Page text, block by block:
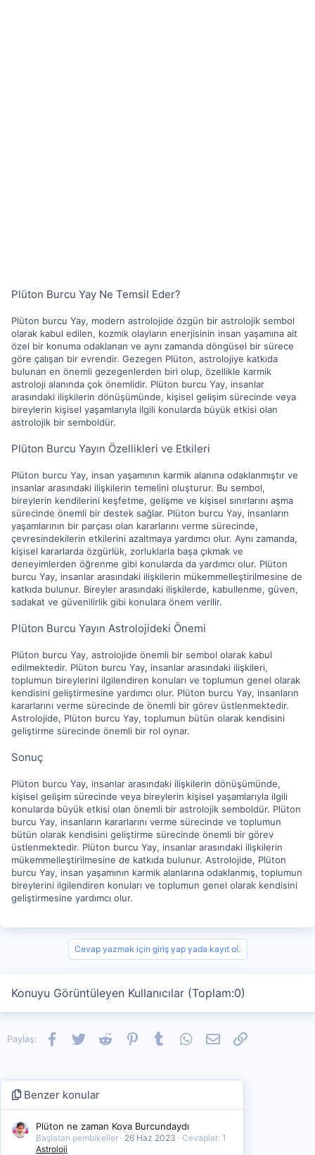
Plüton Burcu Yay Ne Temsil Eder?
Plüton burcu Yay, modern astrolojide özgün bir astrolojik sembol
olarak kabul edilen, kozmik olayların enerjisinin insan yaşamına ait
özel bir konuma odaklanan ve aynı zamanda döngüsel bir sürece
göre çalışan bir evrendir. Gezegen Plüton, astrolojiye katkıda
bulunan en önemli gezegenlerden biri olup, özellikle karmik
astroloji alanında çok önemlidir. Plüton burcu Yay, insanlar
arasındaki ilişkilerin dönüşümünde, kişisel gelişim sürecinde veya
bireylerin kişisel yaşamlarıyla ilgili konularda büyük etkisi olan
astrolojik bir semboldür.
Plüton Burcu Yayın Özellikleri ve Etkileri
Plüton burcu Yay, insan yaşamının karmik alanına odaklanmıştır ve
insanlar arasındaki ilişkilerin temelini oluşturur. Bu sembol,
bireylerin kendilerini keşfetme, gelişme ve kişisel sınırlarını aşma
sürecinde önemli bir destek sağlar. Plüton burcu Yay, insanların
yaşamlarının bir parçası olan kararlarını verme sürecinde,
çevresindekilerin etkilerini azaltmaya yardımcı olur. Aynı zamanda,
kişisel kararlarda özgürlük, zorluklarla başa çıkmak ve
deneyimlerden öğrenme gibi konularda da yardımcı olur. Plüton
burcu Yay, insanlar arasındaki ilişkilerin mükemmelleştirilmesine de
katkıda bulunur. Bireyler arasındaki ilişkilerde, kabullenme, güven,
sadakat ve güvenilirlik gibi konulara önem verilir.
Plüton Burcu Yayın Astrolojideki Önemi
Plüton burcu Yay, astrolojide önemli bir sembol olarak kabul
edilmektedir. Plüton burcu Yay, insanlar arasındaki ilişkileri,
toplumun bireylerini ilgilendiren konuları ve toplumun genel olarak
kendisini geliştirmesine yardımcı olur. Plüton burcu Yay, insanların
kararlarını verme sürecinde de önemli bir görev üstlenmektedir.
Astrolojide, Plüton burcu Yay, toplumun bütün olarak kendisini
geliştirme sürecinde önemli bir rol oynar.
Sonuç
Plüton burcu Yay, insanlar arasındaki ilişkilerin dönüşümünde,
kişisel gelişim sürecinde veya bireylerin kişisel yaşamlarıyla ilgili
konularda büyük etkisi olan önemli bir astrolojik semboldür. Plüton
burcu Yay, insanların kararlarını verme sürecinde ve toplumun
bütün olarak kendisini geliştirme sürecinde önemli bir görev
üstlenmektedir. Plüton burcu Yay, insanlar arasındaki ilişkilerin
mükemmelleştirilmesine de katkıda bulunur. Astrolojide, Plüton
burcu Yay, insan yaşamının karmik alanlarına odaklanmış, toplumun
bireylerini ilgilendiren konuları ve toplumun genel olarak kendisini
geliştirmesine yardımcı olur.
Cevap yazmak için giriş yap yada kayıt ol.
Konuyu Görüntüleyen Kullanıcılar (Toplam:0)
Paylaş: Facebook
TwitterReddit PinterestTumblrWhatsApp
E-postaLink
Benzer konular
Plüton ne zaman Kova Burcundaydı
Başlatan pembikeller 26 Haz 2023
Cevaplar: 1
Astroloji